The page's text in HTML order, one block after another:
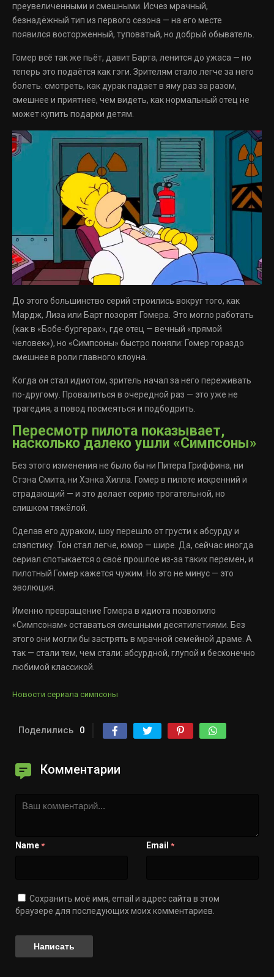
преувеличенными и смешными. Исчез мрачный,
безнадёжный тип из первого сезона — на его месте
появился восторженный, туповатый, но добрый обыватель.
Гомер всё так же пьёт, давит Барта, ленится до ужаса — но
теперь это подаётся как гэги. Зрителям стало легче за него
болеть: смотреть, как дурак падает в яму раз за разом,
смешнее и приятнее, чем видеть, как нормальный отец не
может купить подарки детям.
До этого большинство серий строились вокруг того, как
Мардж, Лиза или Барт позорят Гомера. Это могло работать
(как в «Бобе-бургерах», где отец — вечный «прямой
человек»), но «Симпсоны» быстро поняли: Гомер гораздо
смешнее в роли главного клоуна.
Когда он стал идиотом, зритель начал за него переживать
по-другому. Провалиться в очередной раз — это уже не
трагедия, а повод посмеяться и подбодрить.
Пересмотр пилота показывает,
насколько далеко ушли «Симпсоны»
Без этого изменения не было бы ни Питера Гриффина, ни
Стэна Смита, ни Хэнка Хилла. Гомер в пилоте искренний и
страдающий — и это делает серию трогательной, но
слишком тяжёлой.
Сделав его дураком, шоу перешло от грусти к абсурду и
слэпстику. Тон стал легче, юмор — шире. Да, сейчас иногда
сериал спотыкается о своё прошлое из-за таких перемен, и
пилотный Гомер кажется чужим. Но это не минус — это
эволюция.
Именно превращение Гомера в идиота позволило
«Симпсонам» оставаться смешными десятилетиями. Без
этого они могли бы застрять в мрачной семейной драме. А
так — стали тем, чем стали: абсурдной, глупой и бесконечно
любимой классикой.
Новости сериала симпсоны
Поделились 0
Комментарии
Name * Email *
Сохранить моё имя, email и адрес сайта в этом
браузере для последующих моих комментариев.